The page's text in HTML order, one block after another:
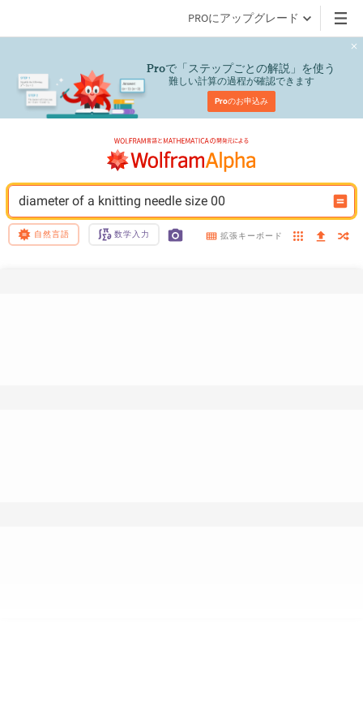
PROにアップグレード
Proで「ステップごとの解説」を使う
難しい計算の過程が確認できます
Proのお申込み
diameter of a knitting needle size 00
自然言語 数学入力 拡張キーボード